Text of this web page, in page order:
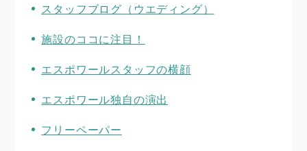
スタッフブログ（ウエディング）
施設のココに注目！
エスポワールスタッフの横顔
エスポワール独自の演出
フリーペーパー